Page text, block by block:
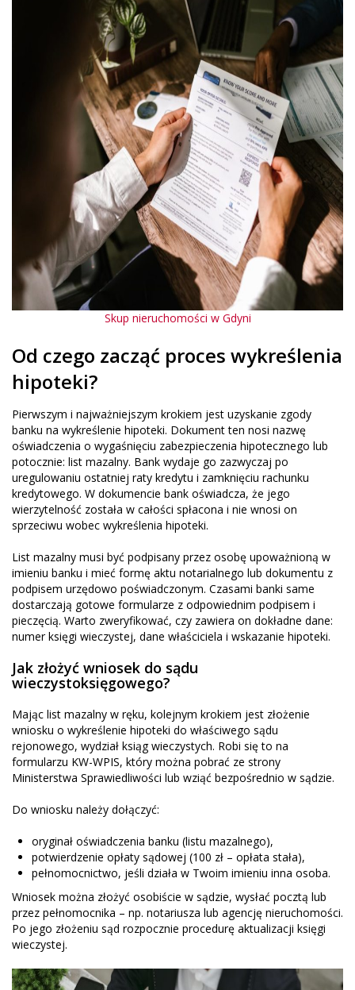
Skup nieruchomości w Gdyni
Od czego zacząć proces wykreślenia
hipoteki?
Pierwszym i najważniejszym krokiem jest uzyskanie zgody
banku na wykreślenie hipoteki. Dokument ten nosi nazwę
oświadczenia o wygaśnięciu zabezpieczenia hipotecznego lub
potocznie: list mazalny. Bank wydaje go zazwyczaj po
uregulowaniu ostatniej raty kredytu i zamknięciu rachunku
kredytowego. W dokumencie bank oświadcza, że jego
wierzytelność została w całości spłacona i nie wnosi on
sprzeciwu wobec wykreślenia hipoteki.
List mazalny musi być podpisany przez osobę upoważnioną w
imieniu banku i mieć formę aktu notarialnego lub dokumentu z
podpisem urzędowo poświadczonym. Czasami banki same
dostarczają gotowe formularze z odpowiednim podpisem i
pieczęcią. Warto zweryfikować, czy zawiera on dokładne dane:
numer księgi wieczystej, dane właściciela i wskazanie hipoteki.
Jak złożyć wniosek do sądu
wieczystoksięgowego?
Mając list mazalny w ręku, kolejnym krokiem jest złożenie
wniosku o wykreślenie hipoteki do właściwego sądu
rejonowego, wydział ksiąg wieczystych. Robi się to na
formularzu KW-WPIS, który można pobrać ze strony
Ministerstwa Sprawiedliwości lub wziąć bezpośrednio w sądzie.
Do wniosku należy dołączyć:
oryginał oświadczenia banku (listu mazalnego),
potwierdzenie opłaty sądowej (100 zł – opłata stała),
pełnomocnictwo, jeśli działa w Twoim imieniu inna osoba.
Wniosek można złożyć osobiście w sądzie, wysłać pocztą lub
przez pełnomocnika – np. notariusza lub agencję nieruchomości.
Po jego złożeniu sąd rozpocznie procedurę aktualizacji księgi
wieczystej.